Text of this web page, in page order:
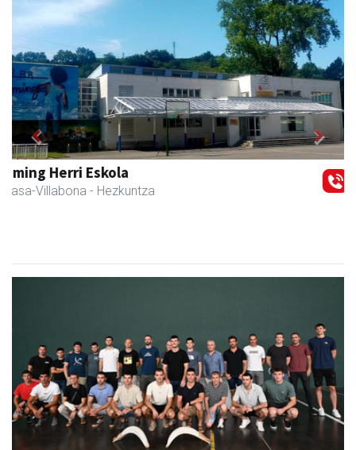
Itxaspe
Urnieta - Frutategiak
Previous Next